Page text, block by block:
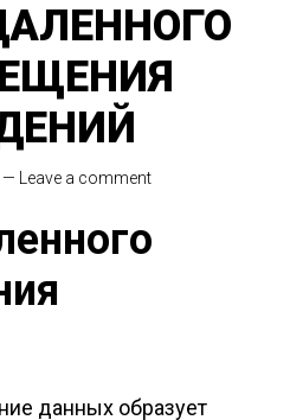
— Leave a comment
данных образует